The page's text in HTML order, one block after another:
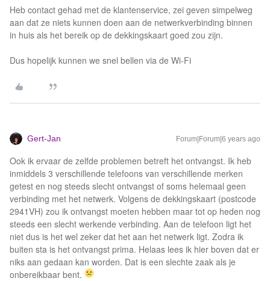
Heb contact gehad met de klantenservice, zei geven simpelweg
aan dat ze niets kunnen doen aan de netwerkverbinding binnen
in huis als het bereik op de dekkingskaart goed zou zijn.
Dus hopelijk kunnen we snel bellen via de Wi-Fi
Gert-Jan Forum|Forum|6 years ago
Ook ik ervaar de zelfde problemen betreft het ontvangst. Ik heb
inmiddels 3 verschillende telefoons van verschillende merken
getest en nog steeds slecht ontvangst of soms helemaal geen
verbinding met het netwerk. Volgens de dekkingskaart (postcode
2941VH) zou ik ontvangst moeten hebben maar tot op heden nog
steeds een slecht werkende verbinding. Aan de telefoon ligt het
niet dus is het wel zeker dat het aan het netwerk ligt. Zodra ik
buiten sta is het ontvangst prima. Helaas lees ik hier boven dat er
niks aan gedaan kan worden. Dat is een slechte zaak als je
onbereikbaar bent.